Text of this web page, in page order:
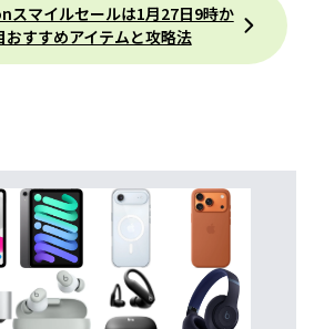
マイルセールは1月27日9時か
おすすめアイテムと攻略法